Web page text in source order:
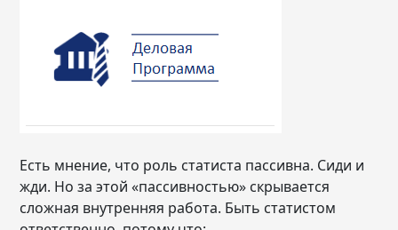
Есть мнение, что роль статиста пассивна. Сиди и
жди. Но за этой «пассивностью» скрывается
сложная внутренняя работа. Быть статистом